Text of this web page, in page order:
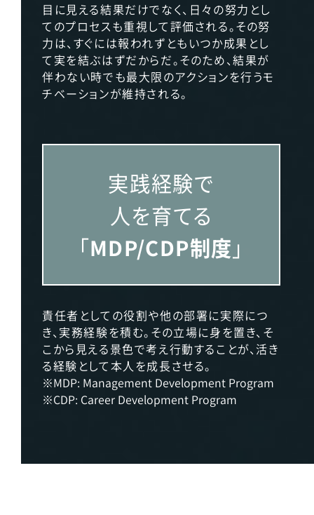
目に見える結果だけでなく、日々の努力とし
てのプロセスも重視して評価される。その努
力は、すぐには報われずともいつか成果とし
て実を結ぶはずだからだ。そのため、結果が
伴わない時でも最大限のアクションを行うモ
チベーションが維持される。
実践経験で
人を育てる
「MDP/CDP制度 」
責任者としての役割や他の部署に実際につ
き、実務経験を積む。その立場に身を置き、そ
こから見える景色で考え行動することが、活き
る経験として本人を成長させる。
※MDP: Management Development Program
※CDP: Career Development Program